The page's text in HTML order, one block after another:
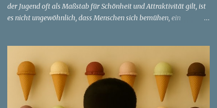
der Jugend oft als Maßstab für Schönheit und Attraktivität gilt, ist
es nicht ungewöhnlich, dass Menschen sich bemühen, ein
faszinierendes Beispiel für diese Diskrepanz ist die Geschichte
einer 51-jährigen Frau, deren Überzeugung von ihrem Aussehen
sie dazu bringt, sich jünger zu fühlen, als die Gesellschaft sie
wahrnimmt. Diese Frau, deren Name aus Datenschutzgründen